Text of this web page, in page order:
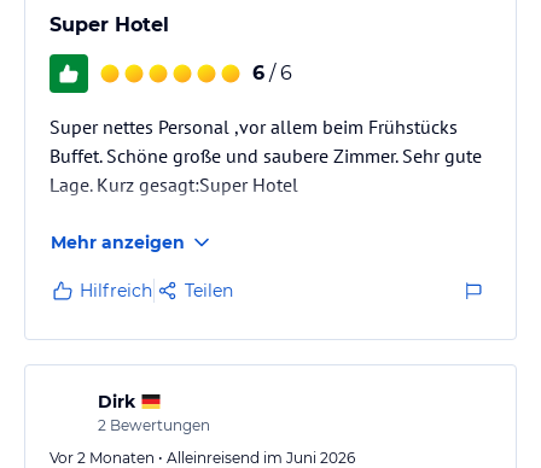
Super Hotel
6 / 6
Super nettes Personal ,vor allem beim Frühstücks
Buffet. Schöne große und saubere Zimmer. Sehr gute
Lage. Kurz gesagt:Super Hotel
Mehr anzeigen
Hilfreich Teilen
Dirk
2 Bewertungen
Vor 2 Monaten • Alleinreisend im Juni 2026